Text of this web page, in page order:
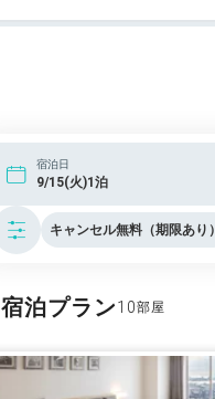
宿泊日
9/15(火)1泊
キャンセル無料（期限あり）
宿泊プラン10